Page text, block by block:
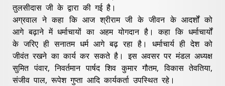
तुलसीदास जी के द्वारा की गई है।
अग्रवाल ने कहा कि आज श्रीराम जी के जीवन के आदर्शों को
आगे बढ़ाने में धर्माचायों का अहम योगदान है। कहा कि धर्माचार्यों
के जरिए ही सनातम धर्म आगे बढ़ रहा है। धर्माचार्य ही देश को
जीवंत रखने का कार्य कर सकते है। इस अवसर पर मंडल अध्यक्ष
सुमित पंवार, निवर्तमान पार्षद शिव कुमार गौतम, विकास तेवतिया,
संजीव पाल, रूपेश गुप्ता आदि कार्यकर्ता उपस्थित रहे।